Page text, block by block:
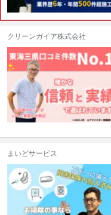
クリーンガイア株式会社
まいどサービス